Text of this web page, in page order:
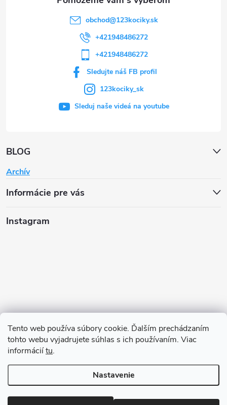
Tento web používa súbory cookie. Ďalším prechádzaním
tohto webu vyjadrujete súhlas s ich používaním. Viac
informáciítu.
Nastavenie
BLOG
Archív
Informácie pre vás
obchod@123kociky.sk
+421948486272
+421948486272
Sledujte náš FB profil
123kociky_sk
Sleduj naše videá na youtube
Instagram
Sledovať na Instagrame
123kociky.sk. Všetky práva vyhradené.